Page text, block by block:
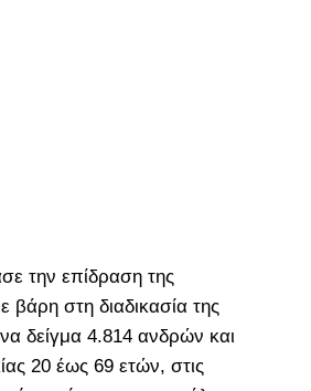
την επίδραση της
στη διαδικασία της
δείγμα 4.814 ανδρών και
20 έως 69 ετών, στις